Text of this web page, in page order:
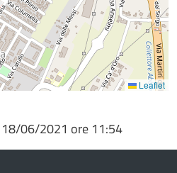
Leaflet
18/06/2021 ore 11:54